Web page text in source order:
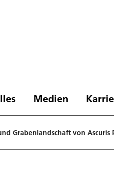
Medien
Grabenlandschaft von Ascuris